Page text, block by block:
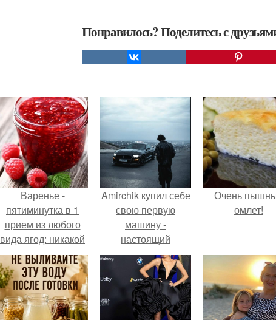
Понравилось? Поделитесь с
Варенье -
пятиминутка в 1
прием из любого
вида ягод: никакой
длительной варки,
все витамины на
месте!
Amirchik купил себе
свою первую
машину -
настоящий
автомобиль мечты
для многих
автолюбителей.
Очень
омлет!